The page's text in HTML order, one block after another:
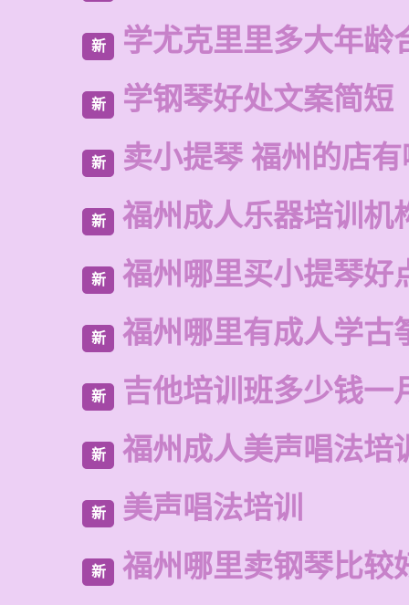
新 学尤克里里多大年龄
新 学钢琴好处文案简短
新 卖小提琴 福州的店
新 福州成人乐器培训机
新 福州哪里买小提琴好
新 福州哪里有成人学古
新 吉他培训班多少钱一
新 福州成人美声唱法培
新 美声唱法培训
新 福州哪里卖钢琴比较